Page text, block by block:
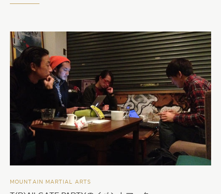
MOUNTAIN MARTIAL ARTS